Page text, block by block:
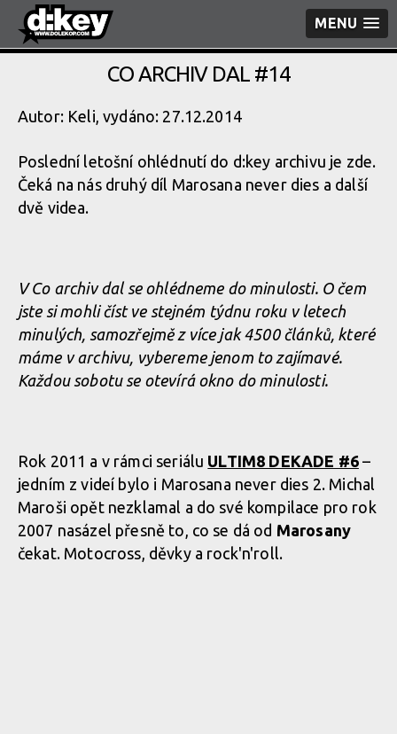
MENU
CO ARCHIV DAL #14
Autor: Keli, vydáno: 27.12.2014
Poslední letošní ohlédnutí do d:key archivu je zde.
Čeká na nás druhý díl Marosana never dies a další
dvě videa.
V Co archiv dal se ohlédneme do minulosti. O čem
jste si mohli číst ve stejném týdnu roku v letech
minulých, samozřejmě z více jak 4500 článků, které
máme v archivu, vybereme jenom to zajímavé.
Každou sobotu se otevírá okno do minulosti.
Rok 2011 a v rámci seriálu ULTIM8 DEKADE #6–
jedním z videí bylo i Marosana never dies 2. Michal
Maroši opět nezklamal a do své kompilace pro rok
2007 nasázel přesně to, co se dá od Marosany
čekat. Motocross, děvky a rock'n'roll.